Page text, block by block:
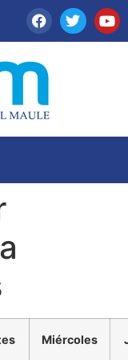
Miércoles